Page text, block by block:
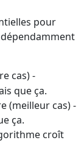
pour
cas) -
que ça.
(meilleur cas) -
ça.
croît